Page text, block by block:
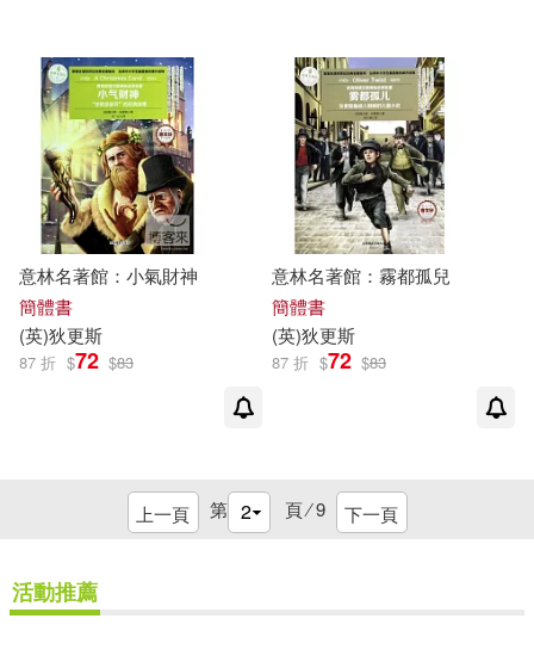
意林名著館：小氣財神
簡體書
(英)狄更斯
87 折 $72 $83
意林名著館：霧都孤兒
簡體書
(英)狄更斯
87 折 $72 $83
上一頁 第 頁 ⁄9 下一頁
活動推薦